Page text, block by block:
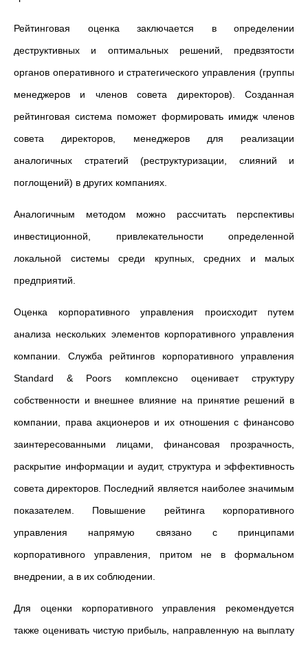
Рейтинговая оценка заключается в определении
деструктивных и оптимальных решений, предвзятости
органов оперативного и стратегического управления (группы
менеджеров и членов совета директоров). Созданная
рейтинговая система поможет формировать имидж членов
совета директоров, менеджеров для реализации
аналогичных стратегий (реструктуризации, слияний и
поглощений) в других компаниях.
Аналогичным методом можно рассчитать перспективы
инвестиционной, привлекательности определенной
локальной системы среди крупных, средних и малых
предприятий.
Оценка корпоративного управления происходит путем
анализа нескольких элементов корпоративного управления
компании. Служба рейтингов корпоративного управления
Standard & Poors комплексно оценивает структуру
собственности и внешнее влияние на принятие решений в
компании, права акционеров и их отношения с финансово
заинтересованными лицами, финансовая прозрачность,
раскрытие информации и аудит, структура и эффективность
совета директоров. Последний является наиболее значимым
показателем. Повышение рейтинга корпоративного
управления напрямую связано с принципами
корпоративного управления, притом не в формальном
внедрении, а в их соблюдении.
Для оценки корпоративного управления рекомендуется
также оценивать чистую прибыль, направленную на выплату